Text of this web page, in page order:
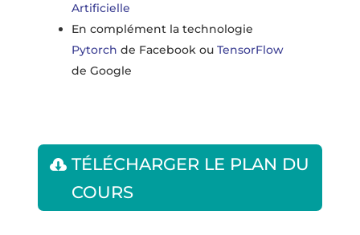
Artificielle
En complément la technologie
Pytorch de Facebook ou TensorFlow
de Google
TÉLÉCHARGER LE PLAN DU
COURS